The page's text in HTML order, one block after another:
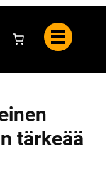
ie
i
tärkeää